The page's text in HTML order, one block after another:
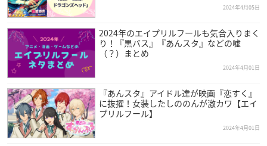
2024年4月05日
2024年のエイプリルフールも気合入りまく
り！『黒バス』『あんスタ』などの嘘
（？）まとめ
2024年4月01日
『あんスタ』アイドル達が映画『恋すく』
に抜擢！女装したしののんが激カワ【エイ
プリルフール】
2024年4月01日